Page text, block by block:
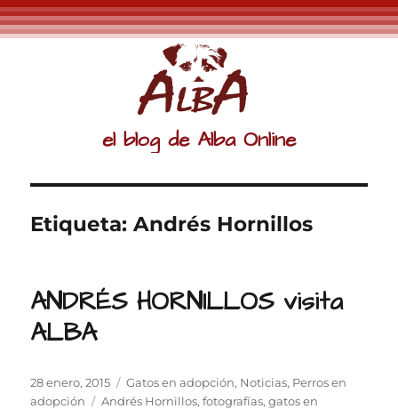
el blog de Alba Online
Etiqueta:Andrés Hornillos
ANDRÉS HORNILLOS visita
ALBA
Publicado
el
28 enero, 2015 Categorías
Gatos en adopción, Noticias, Perros en
adopción
Etiquetas
Andrés Hornillos,fotografías,gatos en